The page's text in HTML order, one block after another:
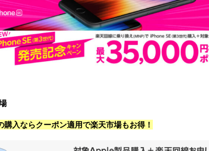
購入ならクーポン適用で楽天市場もお得！